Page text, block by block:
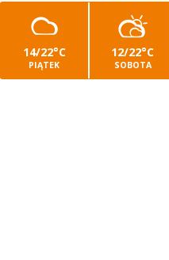
14/22°C
PIĄTEK
12/22°C
SOBOTA